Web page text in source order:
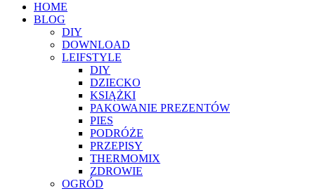
HOME
BLOG
DIY
DOWNLOAD
LEIFSTYLE
DIY
DZIECKO
KSIĄŻKI
PAKOWANIE PREZENTÓW
PIES
PODRÓŻE
PRZEPISY
THERMOMIX
ZDROWIE
OGRÓD